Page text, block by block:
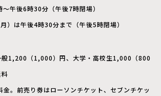
午後6時30分（午後7時閉場）
）は午後4時30分まで（午後5時閉場）
般1,200（1,000）円、大学・高校生1,000（800
。前売り券はローソンチケット、セブンチケッ